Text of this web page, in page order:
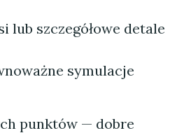
szczegółowe detale
symulacje
punktów — dobre